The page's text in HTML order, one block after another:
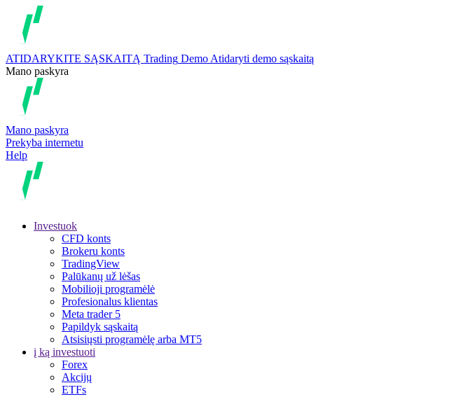
ATIDARYKITE SĄSKAITĄ Trading Demo Atidaryti demo sąskaitą
Mano paskyra
Mano paskyra
Prekyba internetu
Help
Investuok
CFD konts
Brokeru konts
TradingView
Palūkanų už lėšas
Mobilioji programėlė
Profesionalus klientas
Meta trader 5
Papildyk sąskaitą
Atsisiųsti programėlę arba MT5
į ką investuoti
Forex
Akcijų
ETFs